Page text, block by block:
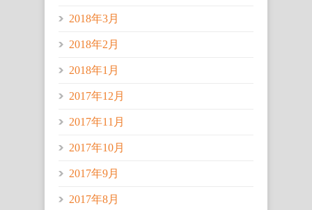
2018年3月
2018年2月
2018年1月
2017年12月
2017年11月
2017年10月
2017年9月
2017年8月